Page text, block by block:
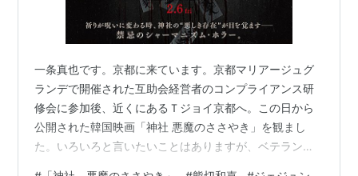
一条真也です。京都に来ています。京都マリアージュグ
ランデで開催された互助会経営者のコンプライアンス研
修会に参加後、近くにあるＴジョイ京都へ。この日から
公開された韓国映画「神社 悪魔のささやき」を観まし
た。いろいろと言いたいことはありますが、ベテラン日